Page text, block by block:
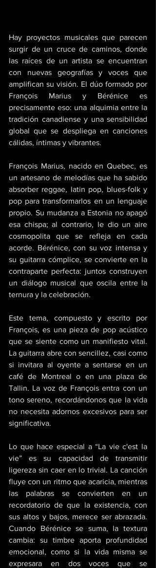
Hay proyectos musicales que parecen
surgir de un cruce de caminos, donde
las raíces de un artista se encuentran
con nuevas geografías y voces que
amplifican su visión. El dúo formado por
François Marius y Bérénice es
precisamente eso: una alquimia entre la
tradición canadiense y una sensibilidad
global que se despliega en canciones
cálidas, íntimas y vibrantes.
François Marius, nacido en Quebec, es
un artesano de melodías que ha sabido
absorber reggae, latin pop, blues-folk y
pop para transformarlos en un lenguaje
propio. Su mudanza a Estonia no apagó
esa chispa; al contrario, le dio un aire
cosmopolita que se refleja en cada
acorde. Bérénice, con su voz intensa y
su guitarra cómplice, se convierte en la
contraparte perfecta: juntos construyen
un diálogo musical que oscila entre la
ternura y la celebración.
Este tema, compuesto y escrito por
François, es una pieza de pop acústico
que se siente como un manifiesto vital.
La guitarra abre con sencillez, casi como
si invitara al oyente a sentarse en un
café de Montreal o en una plaza de
Tallin. La voz de François entra con un
tono sereno, recordándonos que la vida
no necesita adornos excesivos para ser
significativa.
Lo que hace especial a “La vie c'est la
vie” es su capacidad de transmitir
ligereza sin caer en lo trivial. La canción
fluye con un ritmo que acaricia, mientras
las palabras se convierten en un
recordatorio de que la existencia, con
sus altos y bajos, merece ser abrazada.
Cuando Bérénice se suma, la textura
cambia: su timbre aporta profundidad
emocional, como si la vida misma se
expresara en dos voces que se